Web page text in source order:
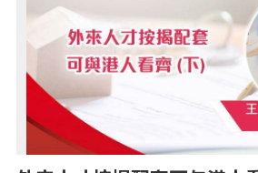
保险资讯专栏
联络我们
联络方式